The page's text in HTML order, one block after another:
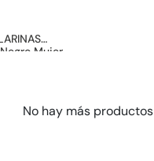
Mujer.
No hay más productos